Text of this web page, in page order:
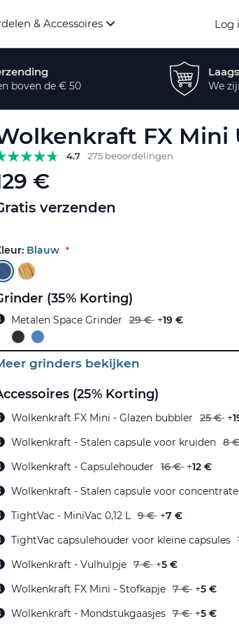
& Accessoires Log
boven de € 50 We
FX Mini
4.7 275 beoordelingen
€
verzenden
Blauw
(35% Korting)
Metalen Space Grinder 29 € +19 €
grinders bekijken
(25% Korting)
Wolkenkraft FX Mini - Glazen bubbler 25 € +
Wolkenkraft - Stalen capsule voor kruiden 8 €
Wolkenkraft - Capsulehouder 16 € +12 €
Wolkenkraft - Stalen capsule voor
TightVac - MiniVac 0,12 L 9 € +7 €
TightVac capsulehouder voor kleine capsules
Wolkenkraft - Vulhulpje 7 € +5 €
Wolkenkraft FX Mini - Stofkapje 7 € +5 €
Wolkenkraft - Mondstukgaasjes 7 € +5 €